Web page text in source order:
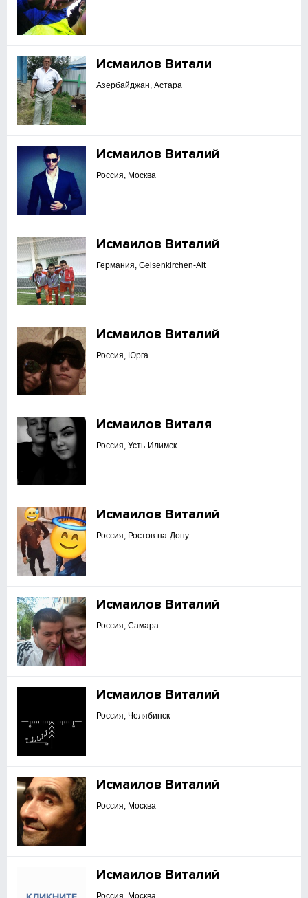
Исмаилов Витали
Азербайджан, Астара
Исмаилов Виталий
Россия, Москва
Исмаилов Виталий
Германия, Gelsenkirchen-Alt
Исмаилов Виталий
Россия, Юрга
Исмаилов Виталя
Россия, Усть-Илимск
Исмаилов Виталий
Россия, Ростов-на-Дону
Исмаилов Виталий
Россия, Самара
Исмаилов Виталий
Россия, Челябинск
Исмаилов Виталий
Россия, Москва
Исмаилов Виталий
Россия, Москва